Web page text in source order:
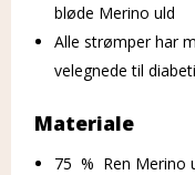
bløde Merino uld
Alle strømper har
velegnede til
Materiale
75 % Ren Merino